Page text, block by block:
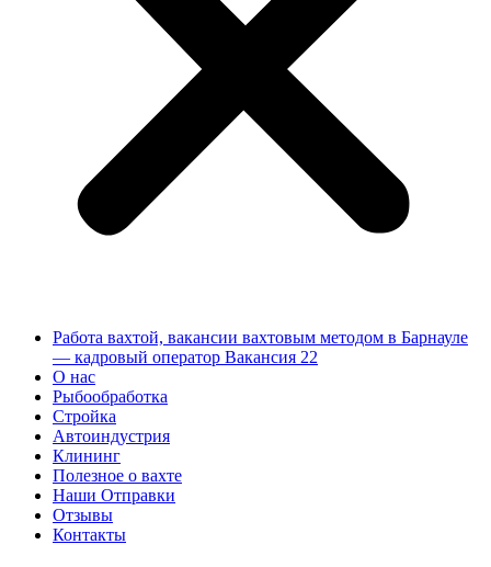
Работа вахтой, вакансии вахтовым методом в Барнауле
— кадровый оператор Вакансия 22
О нас
Рыбообработка
Стройка
Автоиндустрия
Клининг
Полезное о вахте
Наши Отправки
Отзывы
Контакты